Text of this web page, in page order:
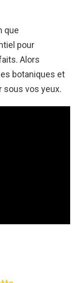
que
pour
Alors
botaniques et
sous vos yeux.